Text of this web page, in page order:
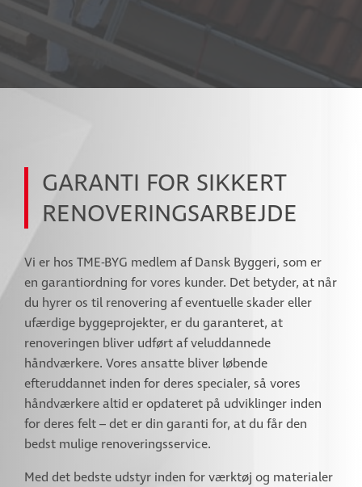
GARANTI FOR SIKKERT
RENOVERINGSARBEJDE
Vi er hos TME-BYG medlem af Dansk Byggeri, som er
en garantiordning for vores kunder. Det betyder, at når
du hyrer os til renovering af eventuelle skader eller
ufærdige byggeprojekter, er du garanteret, at
renoveringen bliver udført af veluddannede
håndværkere. Vores ansatte bliver løbende
efteruddannet inden for deres specialer, så vores
håndværkere altid er opdateret på udviklinger inden
for deres felt – det er din garanti for, at du får den
bedst mulige renoveringsservice.
Med det bedste udstyr inden for værktøj og materialer